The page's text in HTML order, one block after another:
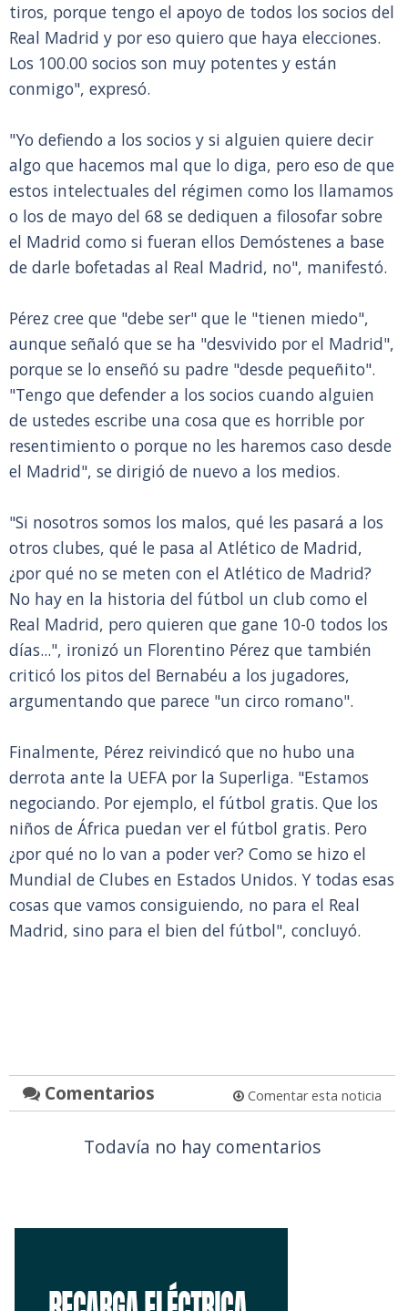
tiros, porque tengo el apoyo de todos los socios del
Real Madrid y por eso quiero que haya elecciones.
Los 100.00 socios son muy potentes y están
conmigo", expresó.
"Yo defiendo a los socios y si alguien quiere decir
algo que hacemos mal que lo diga, pero eso de que
estos intelectuales del régimen como los llamamos
o los de mayo del 68 se dediquen a filosofar sobre
el Madrid como si fueran ellos Demóstenes a base
de darle bofetadas al Real Madrid, no", manifestó.
Pérez cree que "debe ser" que le "tienen miedo",
aunque señaló que se ha "desvivido por el Madrid",
porque se lo enseñó su padre "desde pequeñito".
"Tengo que defender a los socios cuando alguien
de ustedes escribe una cosa que es horrible por
resentimiento o porque no les haremos caso desde
el Madrid", se dirigió de nuevo a los medios.
"Si nosotros somos los malos, qué les pasará a los
otros clubes, qué le pasa al Atlético de Madrid,
¿por qué no se meten con el Atlético de Madrid?
No hay en la historia del fútbol un club como el
Real Madrid, pero quieren que gane 10-0 todos los
días...", ironizó un Florentino Pérez que también
criticó los pitos del Bernabéu a los jugadores,
argumentando que parece "un circo romano".
Finalmente, Pérez reivindicó que no hubo una
derrota ante la UEFA por la Superliga. "Estamos
negociando. Por ejemplo, el fútbol gratis. Que los
niños de África puedan ver el fútbol gratis. Pero
¿por qué no lo van a poder ver? Como se hizo el
Mundial de Clubes en Estados Unidos. Y todas esas
cosas que vamos consiguiendo, no para el Real
Madrid, sino para el bien del fútbol", concluyó.
Comentarios Comentar esta noticia
Todavía no hay comentarios